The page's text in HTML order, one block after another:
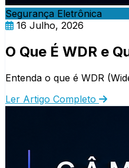
Segurança Eletrônica
16 Julho, 2026
O Que É WDR e
Entenda o que é WDR
Ler Artigo Completo